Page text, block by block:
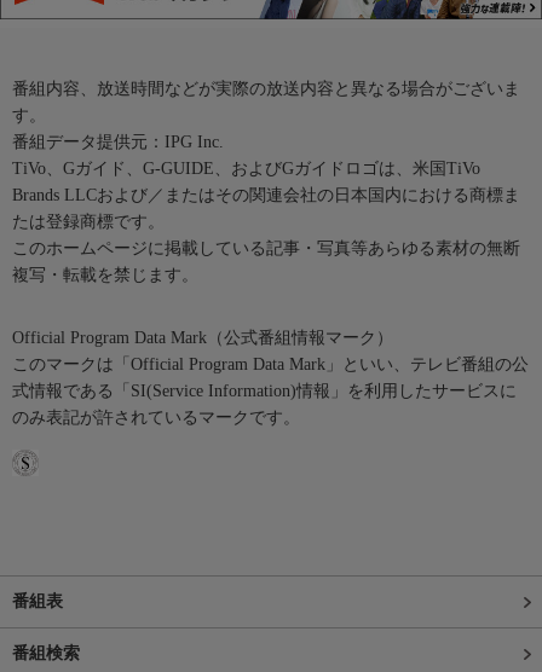
番組内容、放送時間などが実際の放送内容と異なる場合がございま
す。
番組データ提供元：IPG Inc.
TiVo、Gガイド、G-GUIDE、およびGガイドロゴは、米国TiVo
Brands LLCおよび／またはその関連会社の日本国内における商標ま
たは登録商標です。
このホームページに掲載している記事・写真等あらゆる素材の無断
複写・転載を禁じます。
Official Program Data Mark（公式番組情報マーク）
このマークは「Official Program Data Mark」といい、テレビ番組の公
式情報である「SI(Service Information)情報」を利用したサービスに
のみ表記が許されているマークです。
番組表
番組検索